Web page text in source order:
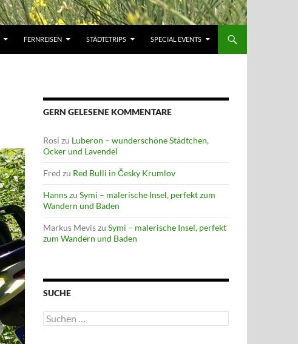
FERNREISEN STÄDTETRIPS SPECIAL EVENTS
GERN GELESENE KOMMENTARE
Rosi zu Luberon – wunderschöne Städtchen,
Ocker und Lavendel
Fred zu Red Bulli in Česky Krumlov
Hannszu Symi – malerische Insel, perfekt zum
Wandern und Baden
Markus Meviszu Symi – malerische Insel, perfekt
zum Wandern und Baden
SUCHE
Suchen
nach: